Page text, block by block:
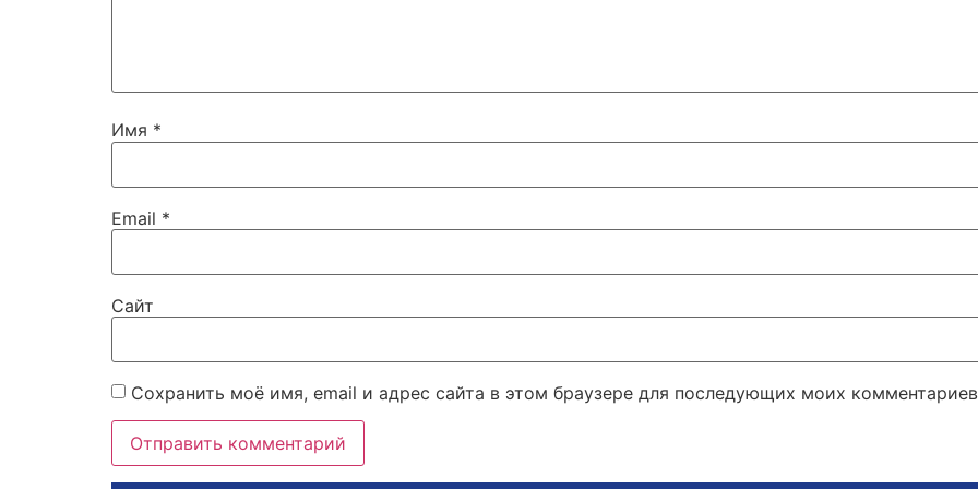
Имя *
Email *
Сайт
Сохранить моё имя, email и адрес сайта в этом браузере для последующих моих